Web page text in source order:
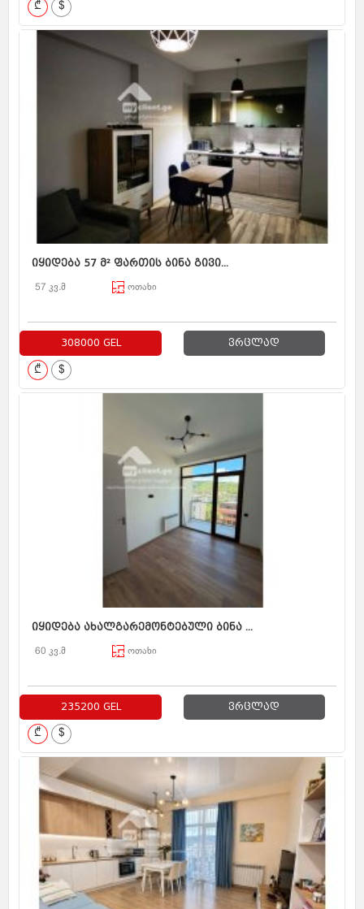
₾ $
იყიდება 57 მ² ფართის ბინა გივი...
57 კვ.მ ოთახი
308000 GEL ვრცლად
₾ $
იყიდება ახალგარემონტებული ბინა ...
60 კვ.მ ოთახი
235200 GEL ვრცლად
₾ $